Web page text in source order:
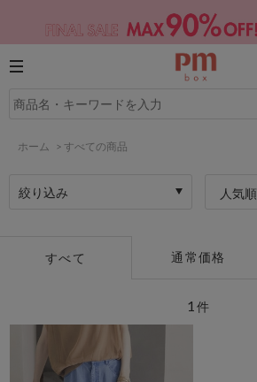
ホーム > すべての商品
絞り込み 人気順
すべて 通常価格
1 件